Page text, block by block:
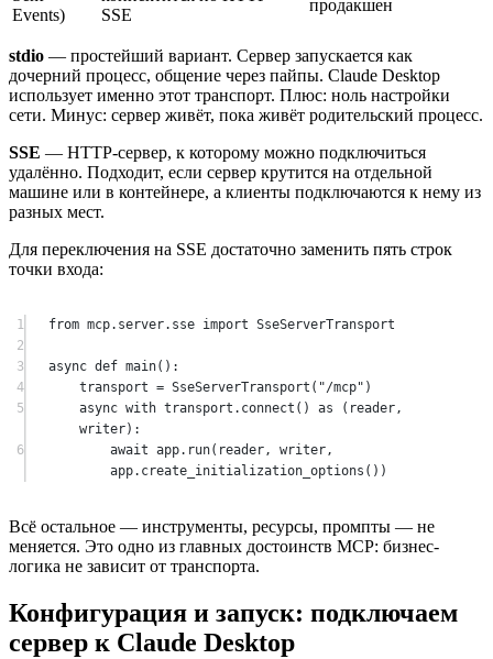
Events)
SSE
продакшен
stdio — простейший вариант. Сервер запускается как
дочерний процесс, общение через пайпы. Claude Desktop
использует именно этот транспорт. Плюс: ноль настройки
сети. Минус: сервер живёт, пока живёт родительский процесс.
SSE — HTTP-сервер, к которому можно подключиться
удалённо. Подходит, если сервер крутится на отдельной
машине или в контейнере, а клиенты подключаются к нему из
разных мест.
Для переключения на SSE достаточно заменить пять строк
точки входа:
1 from mcp.server.sse import SseServerTransport
2
3
async def main():
4
transport = SseServerTransport( "/mcp" )
5
async with transport.connect() as (reader,
writer):
6
await app.run(reader, writer,
app.create_initialization_options())
Всё остальное — инструменты, ресурсы, промпты — не
меняется. Это одно из главных достоинств MCP: бизнес-
логика не зависит от транспорта.
Конфигурация и запуск: подключаем
сервер к Claude Desktop